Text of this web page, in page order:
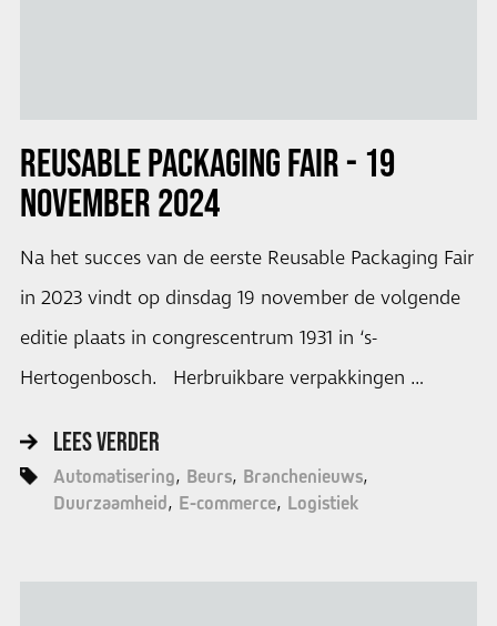
REUSABLE PACKAGING FAIR - 19
NOVEMBER 2024
Na het succes van de eerste Reusable Packaging Fair
in 2023 vindt op dinsdag 19 november de volgende
editie plaats in congrescentrum 1931 in ‘s-
Hertogenbosch. Herbruikbare verpakkingen …
LEES VERDER
Automatisering Beurs Branchenieuws
Duurzaamheid E-commerce Logistiek